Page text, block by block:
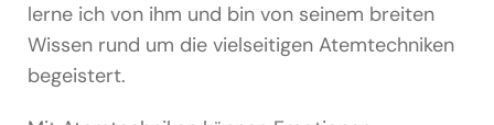
lerne ich von ihm und bin von seinem breiten
Wissen rund um die vielseitigen Atemtechniken
begeistert.